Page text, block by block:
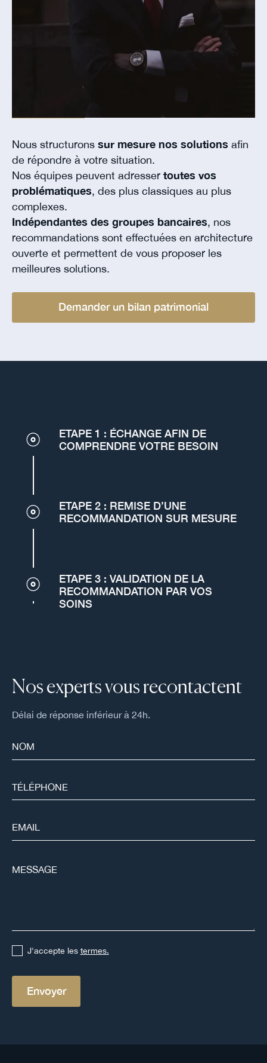
Nous structurons sur mesure nos solutions afin
de répondre à votre situation.
Nos équipes peuvent adresser toutes vos
problématiques, des plus classiques au plus
complexes.
Indépendantes des groupes bancaires, nos
recommandations sont effectuées en architecture
ouverte et permettent de vous proposer les
meilleures solutions.
Demander un bilan patrimonial
ETAPE 1 : ÉCHANGE AFIN DE
COMPRENDRE VOTRE BESOIN
ETAPE 2 : REMISE D’UNE
RECOMMANDATION SUR MESURE
ETAPE 3 : VALIDATION DE LA
RECOMMANDATION PAR VOS
SOINS
Nos experts vous recontactent
Délai de réponse inférieur à 24h.
J'accepte les termes.